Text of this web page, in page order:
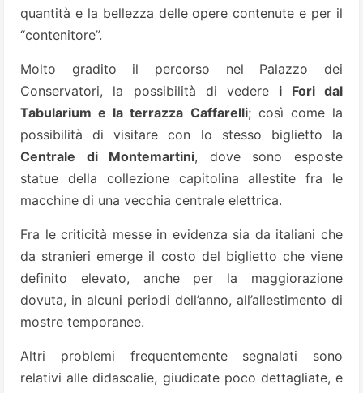
quantità e la bellezza delle opere contenute e per il
“contenitore”.
Molto gradito il percorso nel Palazzo dei
Conservatori, la possibilità di vedere i Fori dal
Tabularium e la terrazza Caffarelli; così come la
possibilità di visitare con lo stesso biglietto la
Centrale di Montemartini, dove sono esposte
statue della collezione capitolina allestite fra le
macchine di una vecchia centrale elettrica.
Fra le criticità messe in evidenza sia da italiani che
da stranieri emerge il costo del biglietto che viene
definito elevato, anche per la maggiorazione
dovuta, in alcuni periodi dell’anno, all’allestimento di
mostre temporanee.
Altri problemi frequentemente segnalati sono
relativi alle didascalie, giudicate poco dettagliate, e